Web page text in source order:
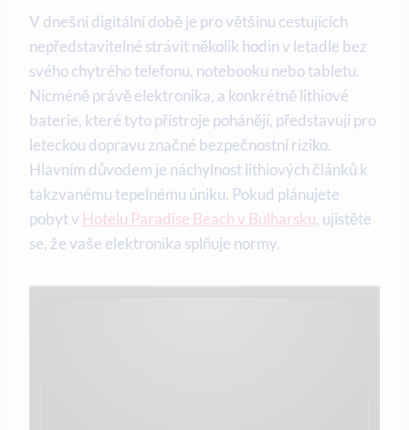
V dnešní digitální době je pro většinu cestujících
nepředstavitelné strávit několik hodin v letadle bez
svého chytrého telefonu, notebooku nebo tabletu.
Nicméně právě elektronika, a konkrétně lithiové
baterie, které tyto přístroje pohánějí, představují pro
leteckou dopravu značné bezpečnostní riziko.
Hlavním důvodem je náchylnost lithiových článků k
takzvanému tepelnému úniku. Pokud plánujete
pobyt v Hotelu Paradise Beach v Bulharsku, ujistěte
se, že vaše elektronika splňuje normy.